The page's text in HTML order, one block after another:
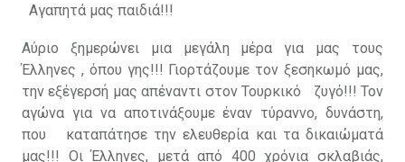
Αγαπητά μας παιδιά!!!
Αύριο ξημερώνει μια μεγάλη μέρα για μας τους
Έλληνες , όπου γης!!! Γιορτάζουμε τον ξεσηκωμό μας,
την εξέγερσή μας απέναντι στον Τουρκικό ζυγό!!! Τον
αγώνα για να αποτινάξουμε έναν τύραννο, δυνάστη,
που καταπάτησε την ελευθερία και τα δικαιώματά
μας!!! Οι Έλληνες, μετά από 400 χρόνια σκλαβιάς,